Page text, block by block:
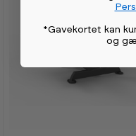
*Gavekortet kan
og